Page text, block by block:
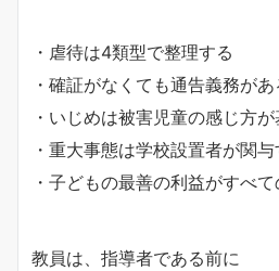
・虐待は4類型で整理する
・確証がなくても通告義務があ
・いじめは被害児童の感じ方
・重大事態は学校設置者が関与
・子どもの最善の利益がすべ
教員は、指導者である前に